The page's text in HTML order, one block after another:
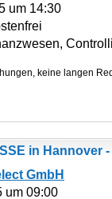
um 14:30
in Hannover -
GmbH
um 09:00